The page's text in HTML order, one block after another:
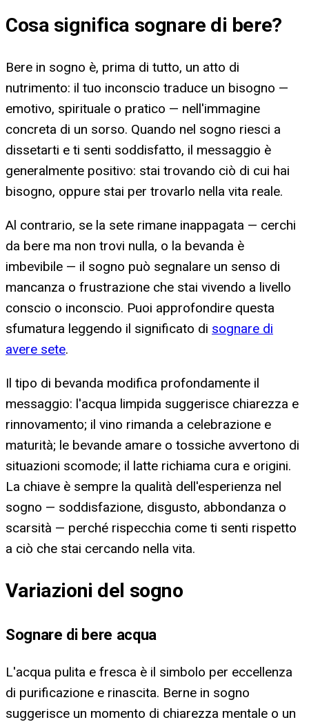
Cosa significa sognare di bere?
Bere in sogno è, prima di tutto, un atto di
nutrimento: il tuo inconscio traduce un bisogno —
emotivo, spirituale o pratico — nell'immagine
concreta di un sorso. Quando nel sogno riesci a
dissetarti e ti senti soddisfatto, il messaggio è
generalmente positivo: stai trovando ciò di cui hai
bisogno, oppure stai per trovarlo nella vita reale.
Al contrario, se la sete rimane inappagata — cerchi
da bere ma non trovi nulla, o la bevanda è
imbevibile — il sogno può segnalare un senso di
mancanza o frustrazione che stai vivendo a livello
conscio o inconscio. Puoi approfondire questa
sfumatura leggendo il significato di sognare di
avere sete.
Il tipo di bevanda modifica profondamente il
messaggio: l'acqua limpida suggerisce chiarezza e
rinnovamento; il vino rimanda a celebrazione e
maturità; le bevande amare o tossiche avvertono di
situazioni scomode; il latte richiama cura e origini.
La chiave è sempre la qualità dell'esperienza nel
sogno — soddisfazione, disgusto, abbondanza o
scarsità — perché rispecchia come ti senti rispetto
a ciò che stai cercando nella vita.
Variazioni del sogno
Sognare di bere acqua
L'acqua pulita e fresca è il simbolo per eccellenza
di purificazione e rinascita. Berne in sogno
suggerisce un momento di chiarezza mentale o un